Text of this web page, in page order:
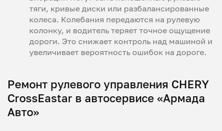
тяги, кривые диски или разбалансированные
колеса. Колебания передаются на рулевую
колонку, и водитель теряет точное ощущение
дороги. Это снижает контроль над машиной и
увеличивает вероятность ошибок на дороге.
Ремонт рулевого управления CHERY
CrossEastar в автосервисе «Армада
Авто»